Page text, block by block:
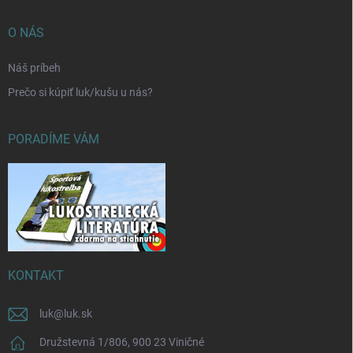
O NÁS
Náš príbeh
Prečo si kúpiť luk/kušu u nás?
PORADÍME VÁM
KONTAKT
luk@ luk.sk
Družstevná 1/806, 900 23 Viničné